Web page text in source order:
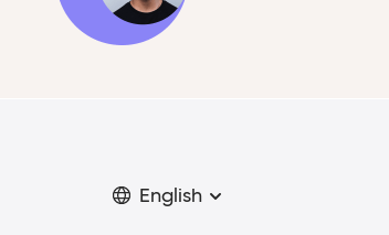
English